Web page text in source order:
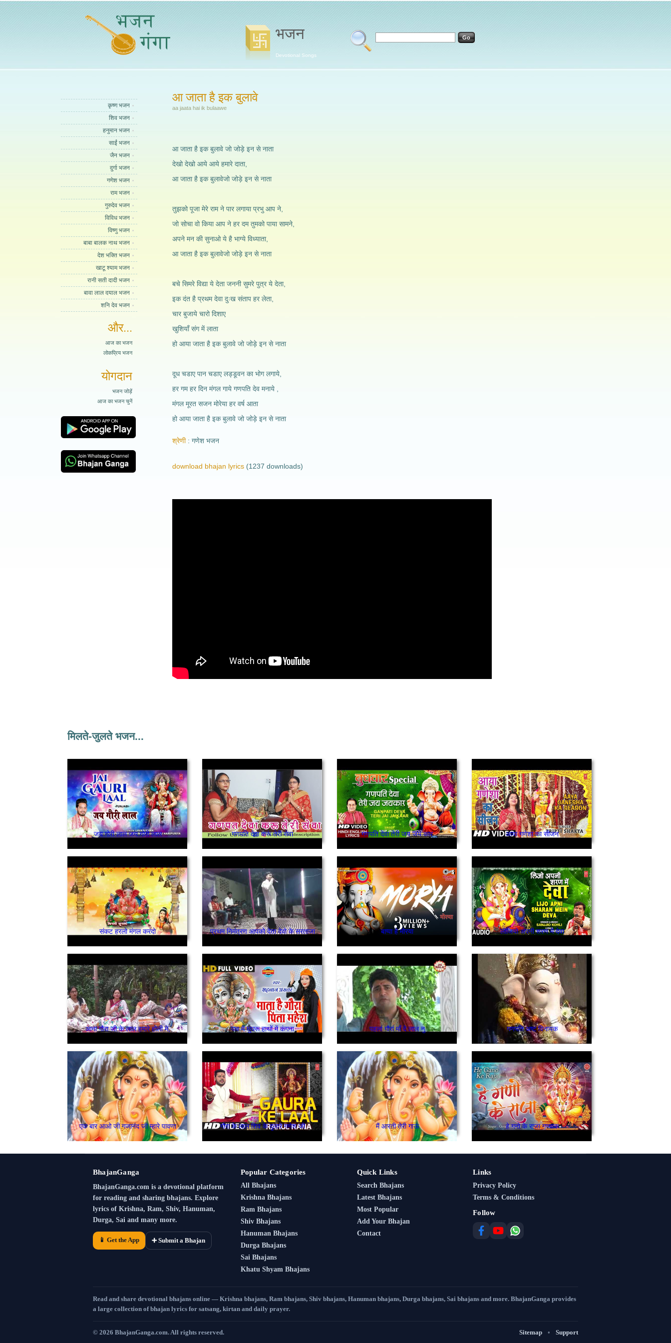
भजन
Devotional Songs
कृष्ण भजन
शिव भजन
हनुमान भजन
साईं भजन
जैन भजन
दुर्गा भजन
गणेश भजन
राम भजन
गुरुदेव भजन
विविध भजन
विष्णु भजन
बाबा बालक नाथ भजन
देश भक्ति भजन
खाटू श्याम भजन
रानी सती दादी भजन
बावा लाल दयाल भजन
शनि देव भजन
और...
आज का भजन
लोकप्रिय भजन
योगदान
भजन जोड़ें
आज का भजन चुनें
आ जाता है इक बुलावे
aa jaata hai ik bulaawe
आ जाता है इक बुलावे जो जोड़े इन से नाता
देखो देखो आये आये हमारे दाता,
आ जाता है इक बुलावेजो जोड़े इन से नाता
तुझको पूजा मेरे राम ने पार लगाया प्रभु आप ने,
जो सोचा वो किया आप ने हर दम तुमको पाया सामने,
अपने मन की सुनाओ ये है भाग्ये विध्याता,
आ जाता है इक बुलावेजो जोड़े इन से नाता
बचे सिमरे विद्या ये देता जननी सुमरे पुत्र ये देता,
इक दंत है प्रथम देवा दुःख संताप हर लेता,
चार बुजाये चारो दिशाए
खुशियाँ संग में लाता
हो आया जाता है इक बुलावे जो जोड़े इन से नाता
दूध चडाए पान चडाए लड्डूवन का भोग लगाये,
हर गम हर दिन मंगल गाये गणपति देव मनाये ,
मंगल मूरत सजन मोरेया हर वर्ष आता
हो आया जाता है इक बुलावे जो जोड़े इन से नाता
श्रेणी गणेश भजन
download bhajan lyrics (1237 downloads)
मिलते-जुलते भजन...
जय गोरी लाल जय गोरी लाल गणपति देवा करूं तेरी सेवा गणपति देवा तेरी जय जय कार आया गणेशा का सीजन
संकट हरलो मंगल करदो प्रथम निमंत्रण आपको देता देवो के सरताजा बाप्पा हे मोरया लीजियो अपनी शरण में देवा
आना गौरा जी के लाल हमारे होली मे, पाव में घुंघरू हाथों में कंगना पहलां गौरां माँ दे लाल नु गणपति अष्ट विनायक
एक बार आओ जी गजानंद जी म्हारे पावणा गौरा के लाल शिव के दुलारे गणेश जी मैं आरती तेरी गाऊं हे गनो के राजा गण्याक
BhajanGanga
BhajanGanga.com is a devotional platform
for reading and sharing bhajans. Explore
lyrics of Krishna, Ram, Shiv, Hanuman,
Durga, Sai and many more.
📱 Get the App ➕ Submit a Bhajan
Popular Categories
All Bhajans
Krishna Bhajans
Ram Bhajans
Shiv Bhajans
Hanuman Bhajans
Durga Bhajans
Sai Bhajans
Khatu Shyam Bhajans
Quick Links
Search Bhajans
Latest Bhajans
Most Popular
Add Your Bhajan
Contact
Links
Privacy Policy
Terms & Conditions
Follow
Read and share devotional bhajans online — Krishna bhajans, Ram bhajans, Shiv bhajans, Hanuman bhajans, Durga bhajans, Sai bhajans and more. BhajanGanga provides
a large collection of bhajan lyrics for satsang, kirtan and daily prayer.
© 2026 BhajanGanga.com. All rights reserved. Sitemap • Support